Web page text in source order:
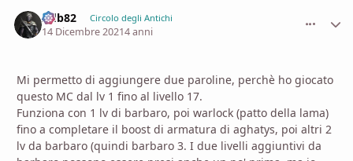
Adb82 Circolo degli Antichi
14 Dicembre 20214 anni
Mi permetto di aggiungere due paroline, perchè ho giocato
questo MC dal lv 1 fino al livello 17.
Funziona con 1 lv di barbaro, poi warlock (patto della lama)
fino a completare il boost di armatura di aghatys, poi altri 2
lv da barbaro (quindi barbaro 3. I due livelli aggiuntivi da